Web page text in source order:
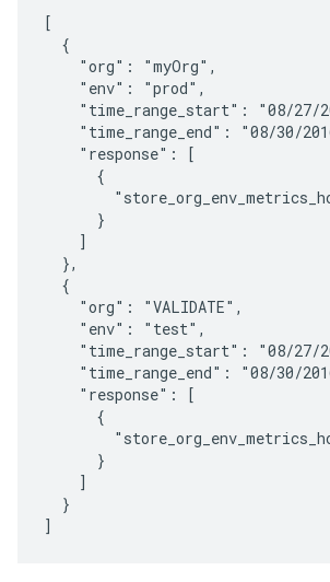
[
  {
    "org": "myOrg",
    "env": "prod",
"time_range_start": "08/27/
"time_range_end": "08/30/
    "response": [
      {
      }
    ]
  },
  {
    "org": "VALIDATE",
    "env": "test",
"time_range_start": "08/27/
"time_range_end": "08/30/
    "response": [
      {
      }
    ]
  }
]